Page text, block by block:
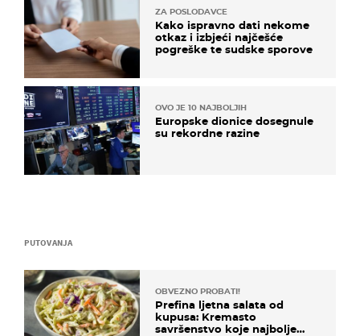
PUTOVANJA
OBVEZNO PROBATI!
Prefina ljetna salata od
kupusa: Kremasto
savršenstvo koje najbolje
ZA POSLODAVCE
Kako ispravno dati nekome
otkaz i izbjeći najčešće
pogreške te sudske sporove
OVO JE 10 NAJBOLJIH
Europske dionice dosegnule
su rekordne razine